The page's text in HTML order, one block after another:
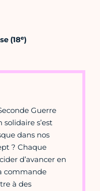
(18e)
Guerre
s’est
dans nos
? Chaque
d’avancer en
commande
à des